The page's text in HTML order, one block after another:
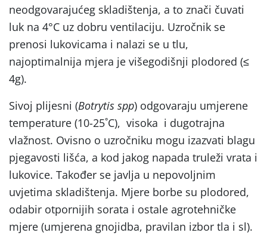
neodgovarajućeg skladištenja, a to znači čuvati
luk na 4°C uz dobru ventilaciju. Uzročnik se
prenosi lukovicama i nalazi se u tlu,
najoptimalnija mjera je višegodišnji plodored (≤
4g).
Sivoj plijesni (Botrytis spp) odgovaraju umjerene
temperature (10-25˚C), visoka i dugotrajna
vlažnost. Ovisno o uzročniku mogu izazvati blagu
pjegavosti lišća, a kod jakog napada truleži vrata i
lukovice. Također se javlja u nepovoljnim
uvjetima skladištenja. Mjere borbe su plodored,
odabir otpornijih sorata i ostale agrotehničke
mjere (umjerena gnojidba, pravilan izbor tla i sl).